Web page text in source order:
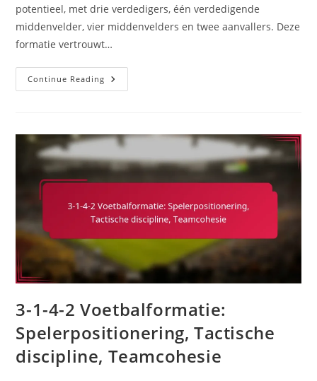
potentieel, met drie verdedigers, één verdedigende
middenvelder, vier middenvelders en twee aanvallers. Deze
formatie vertrouwt…
Continue Reading 3-
1-
Bewegingspatronen,
Aanvalsstrategieën
3-1-4-2 Voetbalformatie:
Spelerpositionering, Tactische
discipline, Teamcohesie